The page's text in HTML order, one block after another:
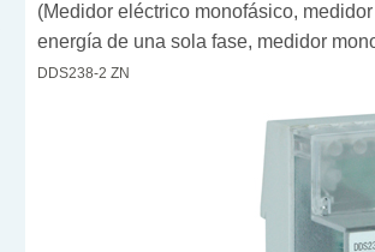
(Medidor eléctrico monofásico,
energía de una sola fase, medidor
DDS238-2 ZN